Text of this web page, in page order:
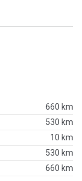
660 km
530 km
10 km
530 km
660 km